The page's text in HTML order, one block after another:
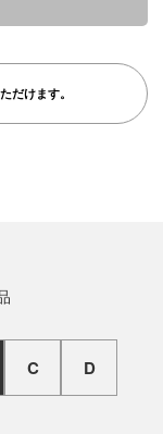
だけます。
C D